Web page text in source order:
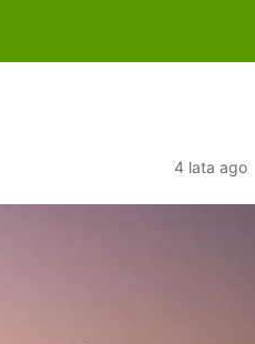
4 lata ago